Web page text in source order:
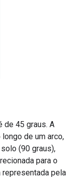
de 45 graus. A
de um arco,
(90 graus),
para o
representada pela